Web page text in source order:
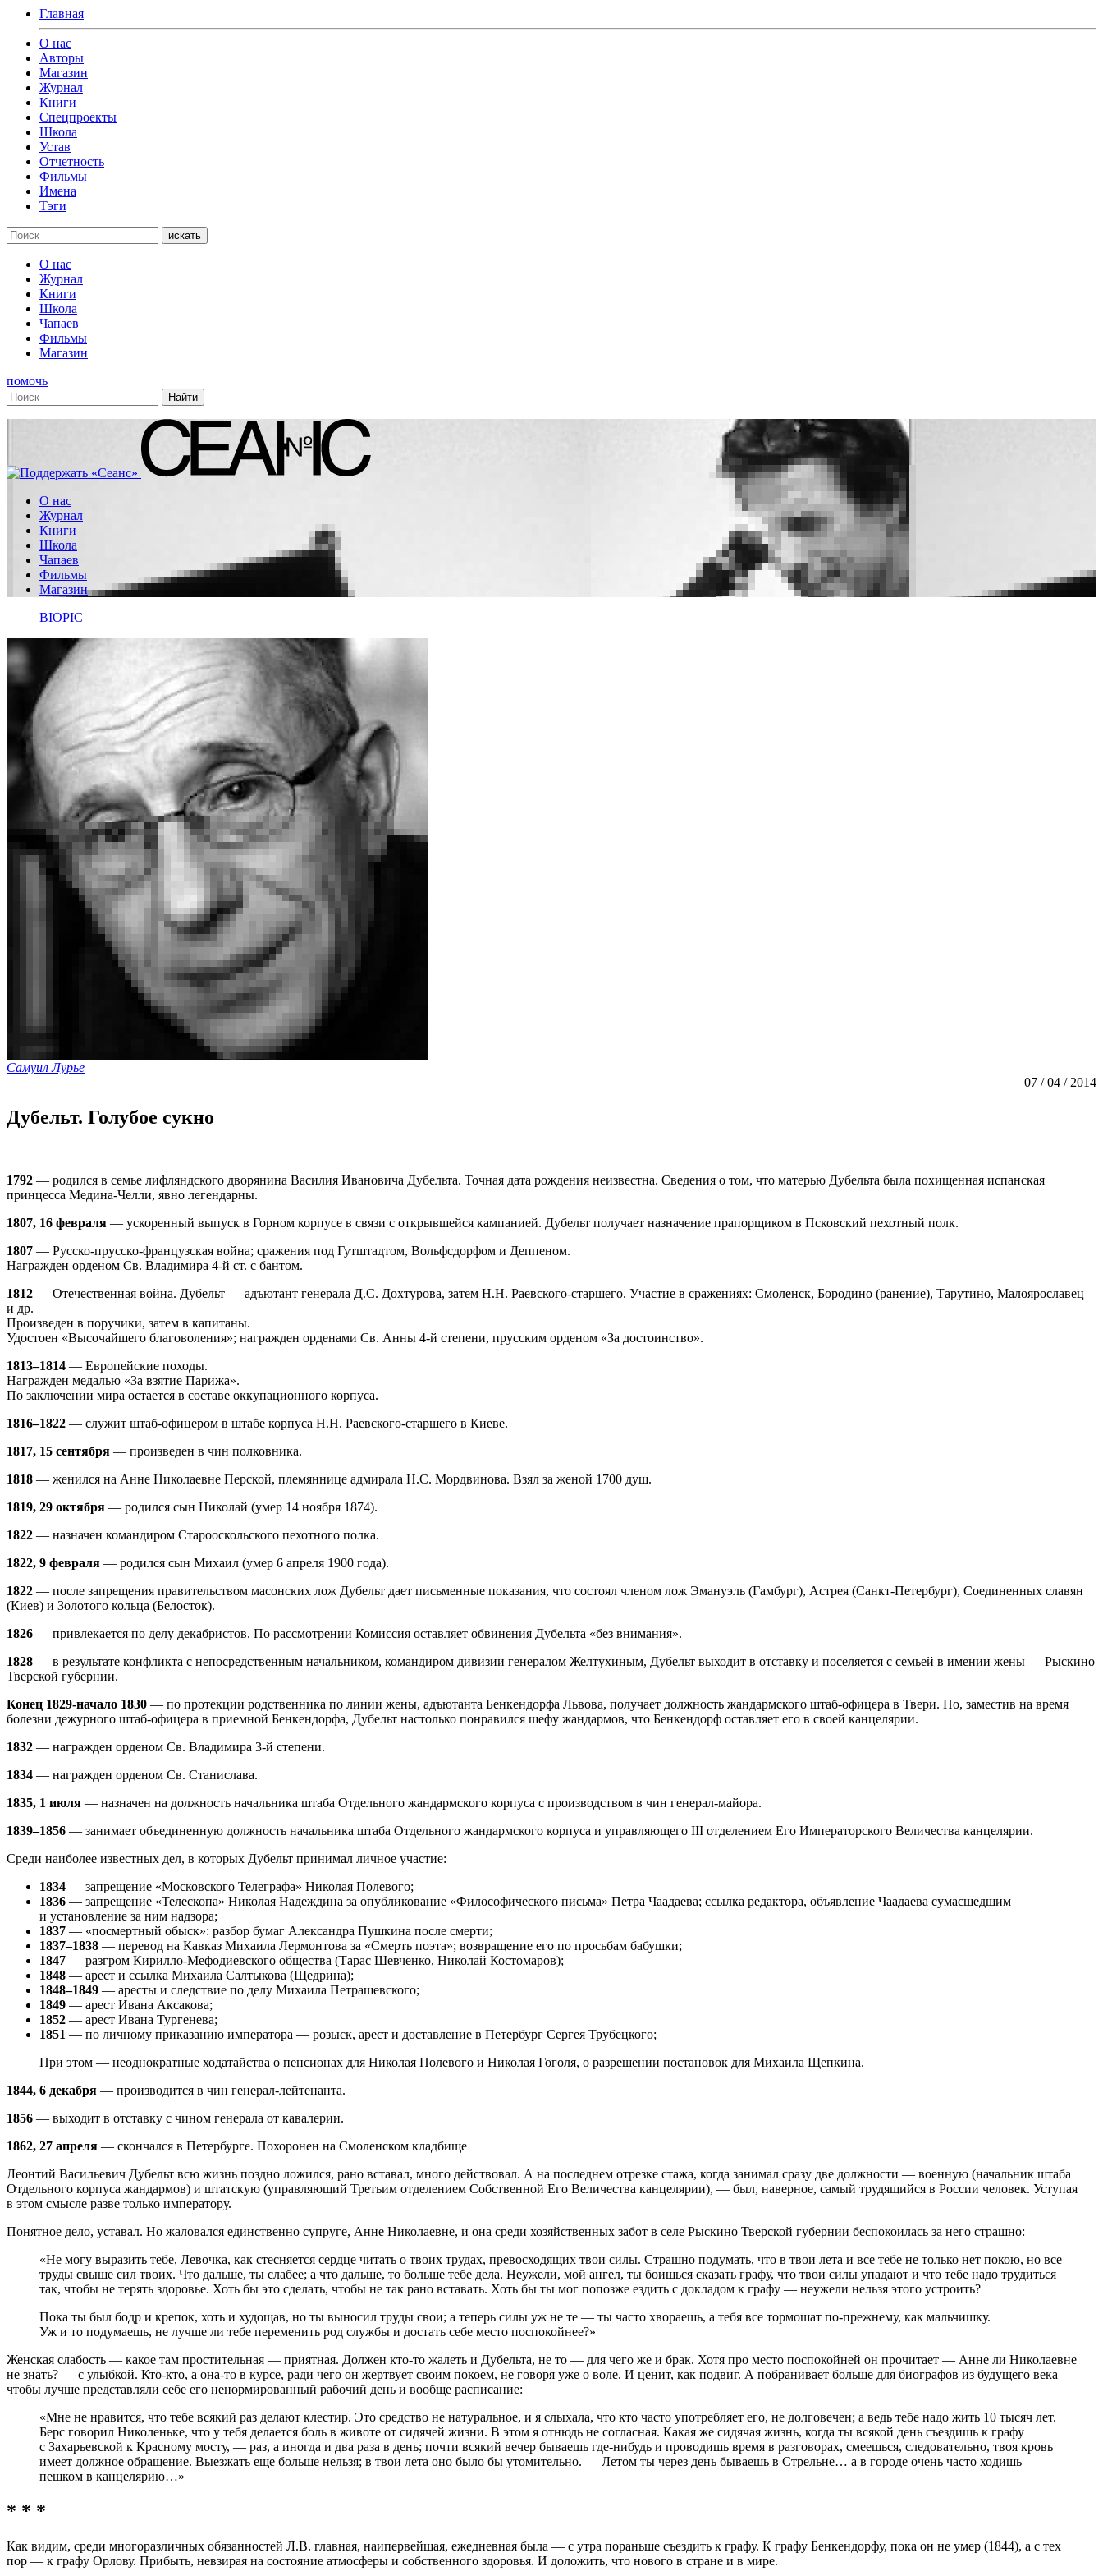
Главная
О нас
Авторы
Магазин
Журнал
Книги
Спецпроекты
Школа
Устав
Отчетность
Фильмы
Имена
Тэги
искать
О нас
Журнал
Книги
Школа
Чапаев
Фильмы
Магазин
помочь
О нас
Журнал
Книги
Школа
Чапаев
Фильмы
Магазин
BIOPIC
Самуил Лурье
07 / 04 / 2014
Дубельт. Голубое сукно
1792 — родился в семье лифляндского дворянина Василия Ивановича Дубельта. Точная дата рождения неизвестна. Сведения о том, что матерью Дубельта была похищенная испанская
принцесса Медина-Челли, явно легендарны.
1807, 16 февраля — ускоренный выпуск в Горном корпусе в связи с открывшейся кампанией. Дубельт получает назначение прапорщиком в Псковский пехотный полк.
1807 — Русско-прусско-французская война; сражения под Гутштадтом, Вольфсдорфом и Деппеном.
Награжден орденом Св. Владимира 4-й ст. с бантом.
1812 — Отечественная война. Дубельт — адъютант генерала Д.С. Дохтурова, затем Н.Н. Раевского-старшего. Участие в сражениях: Смоленск, Бородино (ранение), Тарутино, Малоярославец
и др.
Произведен в поручики, затем в капитаны.
Удостоен «Высочайшего благоволения»; награжден орденами Св. Анны 4-й степени, прусским орденом «За достоинство».
1813–1814 — Европейские походы.
Награжден медалью «За взятие Парижа».
По заключении мира остается в составе оккупационного корпуса.
1816–1822 — служит штаб-офицером в штабе корпуса Н.Н. Раевского-старшего в Киеве.
1817, 15 сентября — произведен в чин полковника.
1818 — женился на Анне Николаевне Перской, племяннице адмирала Н.С. Мордвинова. Взял за женой 1700 душ.
1819, 29 октября — родился сын Николай (умер 14 ноября 1874).
1822 — назначен командиром Старооскольского пехотного полка.
1822, 9 февраля — родился сын Михаил (умер 6 апреля 1900 года).
1822 — после запрещения правительством масонских лож Дубельт дает письменные показания, что состоял членом лож Эмануэль (Гамбург), Астрея (Санкт-Петербург), Соединенных славян
(Киев) и Золотого кольца (Белосток).
1826 — привлекается по делу декабристов. По рассмотрении Комиссия оставляет обвинения Дубельта «без внимания».
1828 — в результате конфликта с непосредственным начальником, командиром дивизии генералом Желтухиным, Дубельт выходит в отставку и поселяется с семьей в имении жены — Рыскино
Тверской губернии.
Конец 1829-начало 1830 — по протекции родственника по линии жены, адъютанта Бенкендорфа Львова, получает должность жандармского штаб-офицера в Твери. Но, заместив на время
болезни дежурного штаб-офицера в приемной Бенкендорфа, Дубельт настолько понравился шефу жандармов, что Бенкендорф оставляет его в своей канцелярии.
1832 — награжден орденом Св. Владимира 3-й степени.
1834 — награжден орденом Св. Станислава.
1835, 1 июля — назначен на должность начальника штаба Отдельного жандармского корпуса с производством в чин генерал-майора.
1839–1856 — занимает объединенную должность начальника штаба Отдельного жандармского корпуса и управляющего III отделением Его Императорского Величества канцелярии.
Среди наиболее известных дел, в которых Дубельт принимал личное участие:
1834 — запрещение «Московского Телеграфа» Николая Полевого;
1836 — запрещение «Телескопа» Николая Надеждина за опубликование «Философического письма» Петра Чаадаева; ссылка редактора, объявление Чаадаева сумасшедшим
и установление за ним надзора;
1837 — «посмертный обыск»: разбор бумаг Александра Пушкина после смерти;
1837–1838 — перевод на Кавказ Михаила Лермонтова за «Смерть поэта»; возвращение его по просьбам бабушки;
1847 — разгром Кирилло-Мефодиевского общества (Тарас Шевченко, Николай Костомаров);
1848 — арест и ссылка Михаила Салтыкова (Щедрина);
1848–1849 — аресты и следствие по делу Михаила Петрашевского;
1849 — арест Ивана Аксакова;
1852 — арест Ивана Тургенева;
1851 — по личному приказанию императора — розыск, арест и доставление в Петербург Сергея Трубецкого;
При этом — неоднократные ходатайства о пенсионах для Николая Полевого и Николая Гоголя, о разрешении постановок для Михаила Щепкина.
1844, 6 декабря — производится в чин генерал-лейтенанта.
1856 — выходит в отставку с чином генерала от кавалерии.
1862, 27 апреля — скончался в Петербурге. Похоронен на Смоленском кладбище
Леонтий Васильевич Дубельт всю жизнь поздно ложился, рано вставал, много действовал. А на последнем отрезке стажа, когда занимал сразу две должности — военную (начальник штаба
Отдельного корпуса жандармов) и штатскую (управляющий Третьим отделением Собственной Его Величества канцелярии), — был, наверное, самый трудящийся в России человек. Уступая
в этом смысле разве только императору.
Понятное дело, уставал. Но жаловался единственно супруге, Анне Николаевне, и она среди хозяйственных забот в селе Рыскино Тверской губернии беспокоилась за него страшно:
«Не могу выразить тебе, Левочка, как стесняется сердце читать о твоих трудах, превосходящих твои силы. Страшно подумать, что в твои лета и все тебе не только нет покою, но все
труды свыше сил твоих. Что дальше, ты слабее; а что дальше, то больше тебе дела. Неужели, мой ангел, ты боишься сказать графу, что твои силы упадают и что тебе надо трудиться
так, чтобы не терять здоровье. Хоть бы это сделать, чтобы не так рано вставать. Хоть бы ты мог попозже ездить с докладом к графу — неужели нельзя этого устроить?
Пока ты был бодр и крепок, хоть и худощав, но ты выносил труды свои; а теперь силы уж не те — ты часто хвораешь, а тебя все тормошат по-прежнему, как мальчишку.
Уж и то подумаешь, не лучше ли тебе переменить род службы и достать себе место поспокойнее?»
Женская слабость — какое там простительная — приятная. Должен кто-то жалеть и Дубельта, не то — для чего же и брак. Хотя про место поспокойней он прочитает — Анне ли Николаевне
не знать? — с улыбкой. Кто-кто, а она-то в курсе, ради чего он жертвует своим покоем, не говоря уже о воле. И ценит, как подвиг. А побранивает больше для биографов из будущего века —
чтобы лучше представляли себе его ненормированный рабочий день и вообще расписание:
«Мне не нравится, что тебе всякий раз делают клестир. Это средство не натуральное, и я слыхала, что кто часто употребляет его, не долговечен; а ведь тебе надо жить 10 тысяч лет.
Берс говорил Николеньке, что у тебя делается боль в животе от сидячей жизни. В этом я отнюдь не согласная. Какая же сидячая жизнь, когда ты всякой день съездишь к графу
с Захарьевской к Красному мосту, — раз, а иногда и два раза в день; почти всякий вечер бываешь где-нибудь и проводишь время в разговорах, смеешься, следовательно, твоя кровь
имеет должное обращение. Выезжать еще больше нельзя; в твои лета оно было бы утомительно. — Летом ты через день бываешь в Стрельне… а в городе очень часто ходишь
пешком в канцелярию…»
* * *
Как видим, среди многоразличных обязанностей Л.В. главная, наипервейшая, ежедневная была — с утра пораньше съездить к графу. К графу Бенкендорфу, пока он не умер (1844), а с тех
пор — к графу Орлову. Прибыть, невзирая на состояние атмосферы и собственного здоровья. И доложить, что нового в стране и в мире.